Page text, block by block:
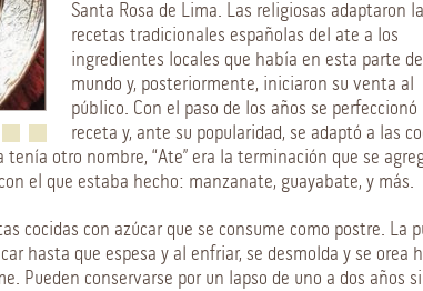
Santa Rosa de Lima. Las religiosas adaptaron
recetas tradicionales españolas del ate a los
ingredientes locales que había en esta parte
mundo y, posteriormente, iniciaron su venta al
público. Con el paso de los años se perfeccionó
receta y, ante su popularidad, se adaptó a las
otro nombre, “Ate” era la terminación que se
el que estaba hecho: manzanate, guayabate, y más.
cocidas con azúcar que se consume como postre. La
hasta que espesa y al enfriar, se desmolda y se orea
Pueden conservarse por un lapso de uno a dos años